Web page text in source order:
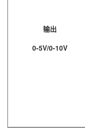
输出
0-5V/0-10V